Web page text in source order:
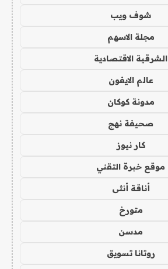
شوف ويب
مجلة الاسهم
الشرقية الاقتصادية
عالم الايفون
مدونة كوكان
صحيفة نهج
كار نيوز
موقع خبرة التقني
أناقة أنثى
متورخ
مدسن
روتانا تسويق